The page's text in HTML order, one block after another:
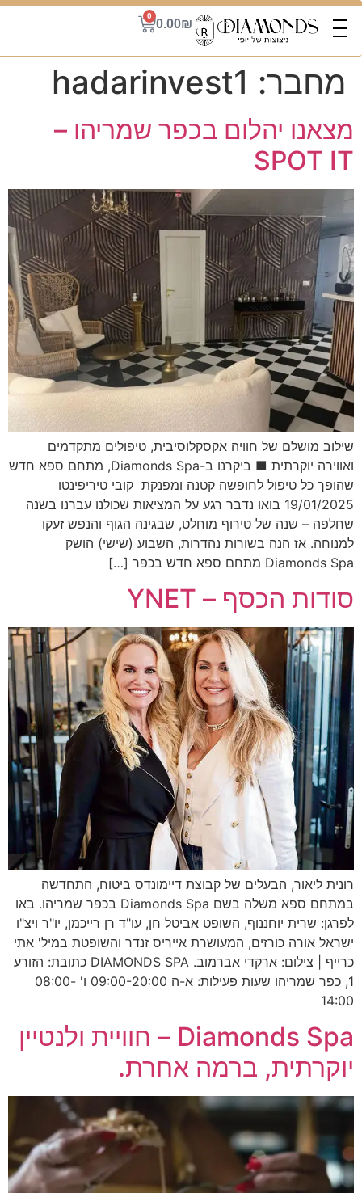
0.00₪
0
מחבר: hadarinvest1
מצאנו יהלום בכפר שמריהו –
SPOT IT
שילוב מושלם של חוויה אקסקלוסיבית, טיפולים מתקדמים
ואווירה יוקרתית ■ ביקרנו ב-Diamonds Spa, מתחם ספא חדש
שהופך כל טיפול לחופשה קטנה ומפנקת קובי טיריפינטו
19/01/2025 בואו נדבר רגע על המציאות שכולנו עברנו בשנה
שחלפה – שנה של טירוף מוחלט, שבגינה הגוף והנפש זעקו
למנוחה. אז הנה בשורות נהדרות, השבוע (שישי) הושק
Diamonds Spa מתחם ספא חדש בכפר […]
סודות הכסף – YNET
רונית ליאור, הבעלים של קבוצת דיימונדס ביטוח, התחדשה
במתחם ספא משלה בשם Diamonds Spa בכפר שמריהו. באו
לפרגן: שרית יוחננוף, השופט אביטל חן, עו"ד רן רייכמן, יו"ר ויצ"ו
ישראל אורה כורזים, המעושרת אייריס זנדר והשופטת במיל' אתי
כרייף | צילום: ארקדי אברמוב. DIAMONDS SPA כתובת: הזורע
1, כפר שמריהו שעות פעילות: א-ה 09:00-20:00 ו' 08:00-
14:00
Diamonds Spa – חוויית ולנטיין
יוקרתית, ברמה אחרת.